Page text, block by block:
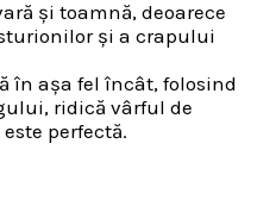
și toamnă, deoarece
și a crapului
în așa fel încât, folosind
ridică vârful de
perfectă.